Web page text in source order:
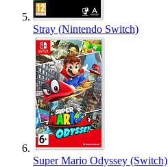
Stray (Nintendo Switch)
Super Mario Odyssey (Switch)